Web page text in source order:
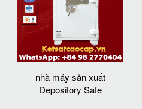
nhà máy sản xuất
Depository Safe